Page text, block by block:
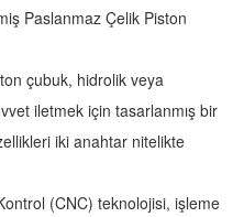
Paslanmaz Çelik Piston
çubuk, hidrolik veya
iletmek için tasarlanmış bir
iki anahtar nitelikte
(CNC) teknolojisi, işleme